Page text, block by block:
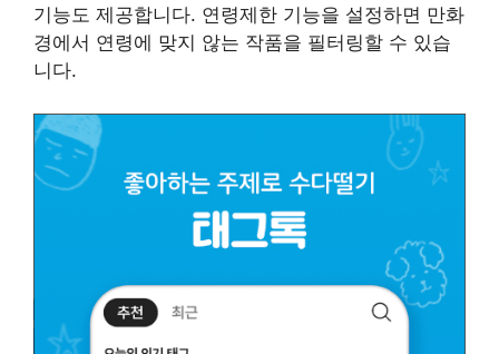
기능도 제공합니다. 연령제한 기능을 설정하면 만화
경에서 연령에 맞지 않는 작품을 필터링할 수 있습
니다.